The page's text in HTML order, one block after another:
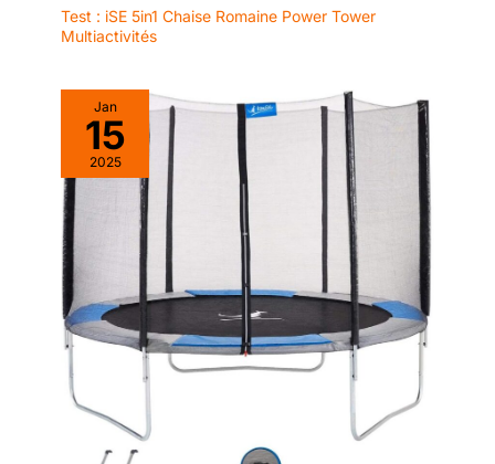
Noël, qui offrira à
inoubliable
Test : iSE 5in1 Chaise Romaine Power Tower
Multiactivités
Jan
15
2025